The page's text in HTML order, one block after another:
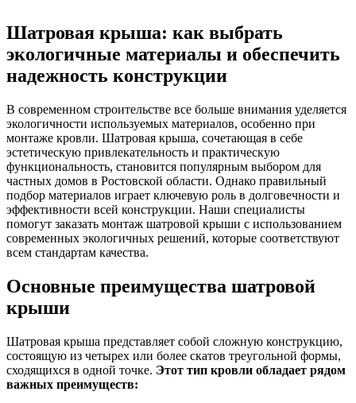
Шатровая крыша: как выбрать
экологичные материалы и обеспечить
надежность конструкции
В современном строительстве все больше внимания уделяется
экологичности используемых материалов, особенно при
монтаже кровли. Шатровая крыша, сочетающая в себе
эстетическую привлекательность и практическую
функциональность, становится популярным выбором для
частных домов в Ростовской области. Однако правильный
подбор материалов играет ключевую роль в долговечности и
эффективности всей конструкции. Наши специалисты
помогут заказать монтаж шатровой крыши с использованием
современных экологичных решений, которые соответствуют
всем стандартам качества.
Основные преимущества шатровой
крыши
Шатровая крыша представляет собой сложную конструкцию,
состоящую из четырех или более скатов треугольной формы,
сходящихся в одной точке. Этот тип кровли обладает рядом
важных преимуществ: